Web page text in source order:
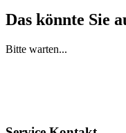
Das könnte Sie
Bitte warten...